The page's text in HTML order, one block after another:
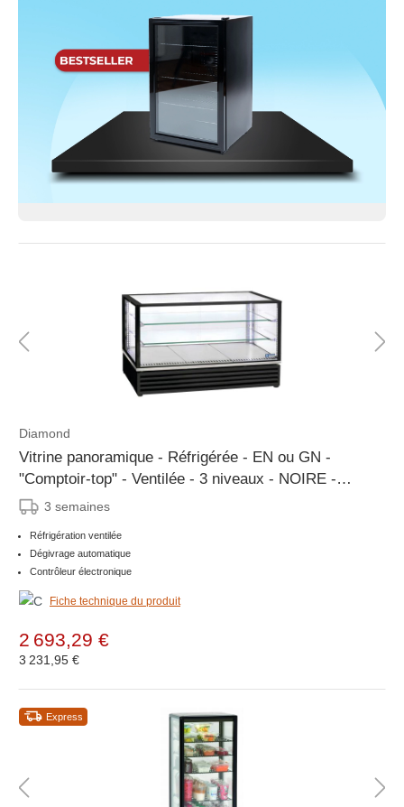
Diamond
Vitrine panoramique - Réfrigérée - EN ou GN -
"Comptoir-top" - Ventilée - 3 niveaux - NOIRE -
1185x650x(h)735mm
3 semaines
Réfrigération ventilée
Dégivrage automatique
Contrôleur électronique
Fiche technique du produit
2 693,29 €
3 231,95 €
Express